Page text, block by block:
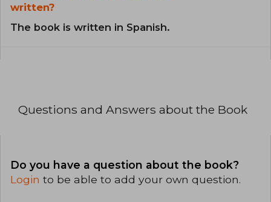
written?
The book is written in Spanish.
Questions and Answers about the Book
Do you have a question about the book?
Login to be able to add your own question.